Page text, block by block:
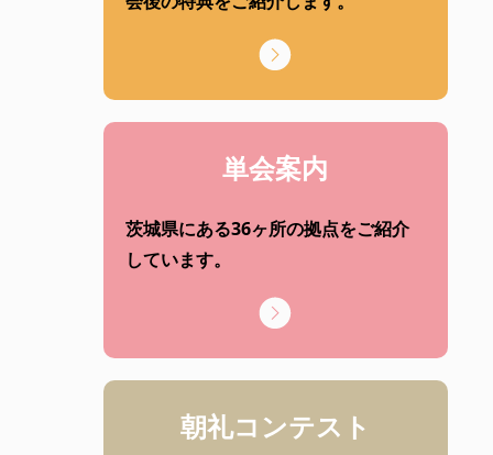
単会案内
茨城県にある36ヶ所の拠点をご紹介
しています。
朝礼コンテスト